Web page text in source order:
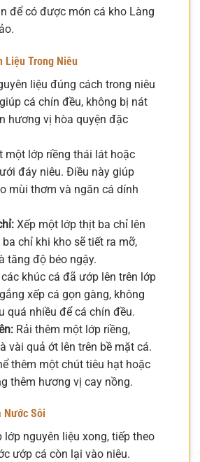
để có được món cá kho Làng
Liệu Trong Niêu
liệu đúng cách trong niêu
cá chín đều, không bị nát
hương vị hòa quyện đặc
một lớp riềng thái lát hoặc
đáy niêu. Điều này giúp
mùi thơm và ngăn cá dính
Xếp một lớp thịt ba chỉ lên
chỉ khi kho sẽ tiết ra mỡ,
tăng độ béo ngậy.
khúc cá đã ướp lên trên lớp
xếp cá gọn gàng, không
quá nhiều để cá chín đều.
Rải thêm một lớp riềng,
vài quả ớt lên trên bề mặt cá.
thêm một chút tiêu hạt hoặc
thêm hương vị cay nồng.
Nước Sôi
lớp nguyên liệu xong, tiếp theo
ướp cá còn lại vào niêu.